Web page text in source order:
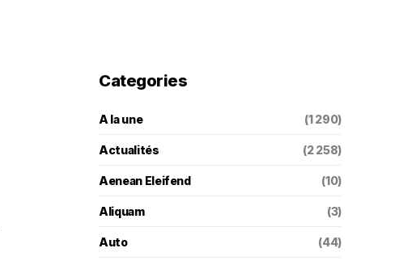
Categories
A la une (1 290)
Actualités (2 258)
Aenean Eleifend (10)
Aliquam (3)
Auto (44)